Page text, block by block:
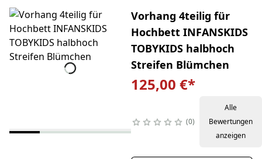
Vorhang 4teilig für
Hochbett INFANSKIDS
TOBYKIDS halbhoch
Streifen Blümchen
125,00 €*
0
Alle
Bewertungen
anzeigen